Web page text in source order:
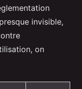
invisible,
on